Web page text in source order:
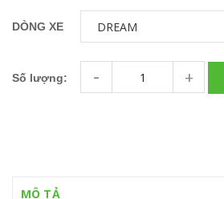
DÒNG XE
Số lượng: - +
MÔ TẢ